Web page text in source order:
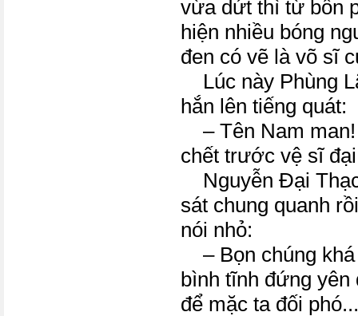
vừa dứt thì từ bốn
hiện nhiều bóng
đen có vẽ là võ sĩ
Lúc này Phùng
hắn lên tiếng quát:
– Tên Nam man!
chết trước vệ sĩ
Nguyễn Đại
sát chung quanh
nói nhỏ:
– Bọn chúng
bình tĩnh đứng
để mặc ta đối phó...